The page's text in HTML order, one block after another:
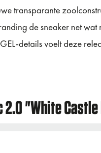
transparante
de sneaker net wat
details voelt deze
2.0 "White